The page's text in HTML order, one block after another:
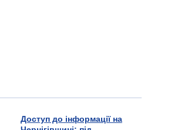
Доступ до інформації на